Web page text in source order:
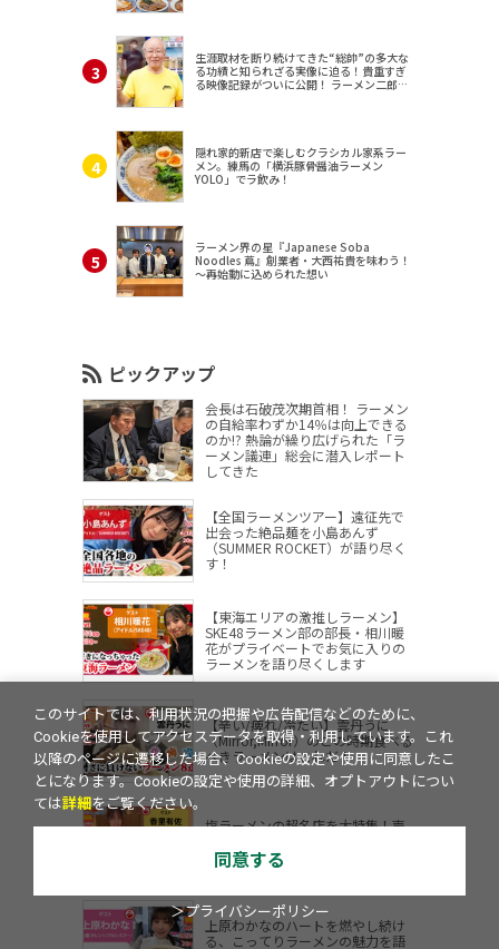
生涯取材を断り続けてきた“総帥”の多大な
る功績と知られざる実像に迫る！貴重すぎ
る映像記録がついに公開！ ラーメン二郎
隠れ家的新店で楽しむクラシカル家系ラー
メン。練馬の「横浜豚骨醤油ラーメン
YOLO」でラ飲み！
ラーメン界の星『Japanese Soba
Noodles 蔦』創業者・大西祐貴を味わう！
～再始動に込められた想い
ピックアップ
会長は石破茂次期首相！ ラーメン
の自給率わずか14％は向上できる
のか!? 熱論が繰り広げられた「ラ
ーメン議連」総会に潜入レポート
してきた
【全国ラーメンツアー】遠征先で
出会った絶品麺を小島あんず
（SUMMER ROCKET）が語り尽く
す！
【東海エリアの激推しラーメン】
SKE48ラーメン部の部長・相川暖
花がプライベートでお気に入りの
ラーメンを語り尽くします
【辛い/痺れ/冷たい】雲丹うに
（Mirror,Mirror）のこの時期食べる
べきラーメンはこれだ！
塩ラーメンの超名店を大特集！声
欲」を語り尽くす
上原わかなのハートを燃やし続け
る、こってりラーメンの魅力を語
このサイトでは、利用状況の把握や広告配信などのために、
Cookieを使用してアクセスデータを取得・利用しています。これ
以降のページに遷移した場合、Cookieの設定や使用に同意したこ
とになります。Cookieの設定や使用の詳細、オプトアウトについ
ては詳細をご覧ください。
同意する
＞プライバシーポリシー